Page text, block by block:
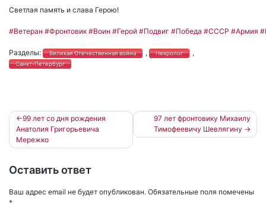
Светлая память и слава Герою!
#Ветеран #Фронтовик #Воин #Герой #Подвиг #Победа #СССР #Армия
Разделы: Великая Отечественная война , Некролог ,
Санкт-Петербург
Навигация
по
записям
99 лет со дня рождения
Анатолия Григорьевича
Мережко
97 лет фронтовику Михаилу
Тимофеевичу Шевлягину
Оставить ответ
Ваш адрес email не будет опубликован. Обязательные поля помечены
*